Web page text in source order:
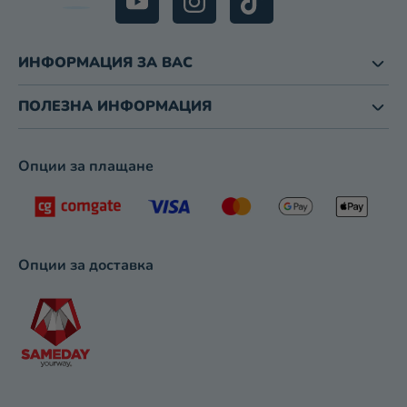
В
ИНФОРМАЦИЯ ЗА ВАС
ПОЛЕЗНА ИНФОРМАЦИЯ
Опции за плащане
Опции за доставка